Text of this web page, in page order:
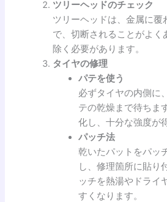
ツリーヘッドのチェック
ツリーヘッドは、金属に覆
で、切断されることがよく
除く必要があります。
タイヤの修理
パテを使う
必ずタイヤの内側に
テの乾燥まで待ちま
化し、十分な強度が
パッチ法
乾いたパットをパッ
し、修理箇所に貼り
ッチを熱湯やドライ
すくなります。